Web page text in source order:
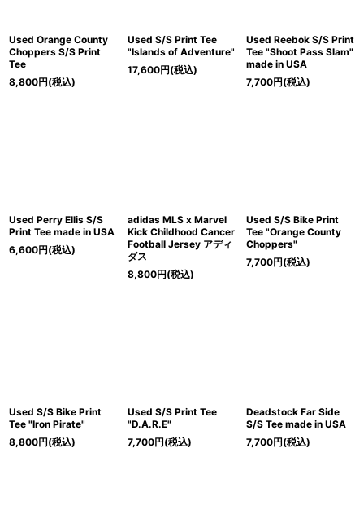
Used Orange County
Choppers S/S Print
Tee
8,800円(税込)
Used S/S Print Tee
"Islands of Adventure"
17,600円(税込)
Used Reebok S/S Print
Tee "Shoot Pass Slam"
made in USA
7,700円(税込)
Used Perry Ellis S/S
Print Tee made in USA
6,600円(税込)
adidas MLS x Marvel
Kick Childhood Cancer
Football Jersey アディ
ダス
8,800円(税込)
Used S/S Bike Print
Tee "Orange County
Choppers"
7,700円(税込)
Used S/S Bike Print
Tee "Iron Pirate"
8,800円(税込)
Used S/S Print Tee
"D.A.R.E"
7,700円(税込)
Deadstock Far Side
S/S Tee made in USA
7,700円(税込)